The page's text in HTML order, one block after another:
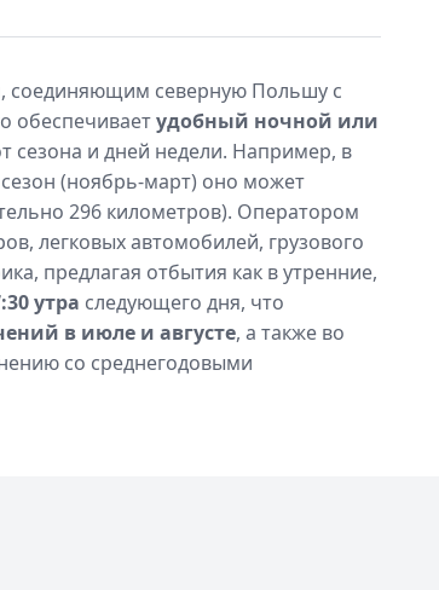
, соединяющим северную Польшу с
обеспечиваетудобный ночной или
сезона и дней недели. Например, в
сезон (ноябрь-март) оно может
296 километров). Оператором
легковых автомобилей, грузового
предлагая отбытия как в утренние,
утра следующего дня, что
в июле и августе, а также во
со среднегодовыми